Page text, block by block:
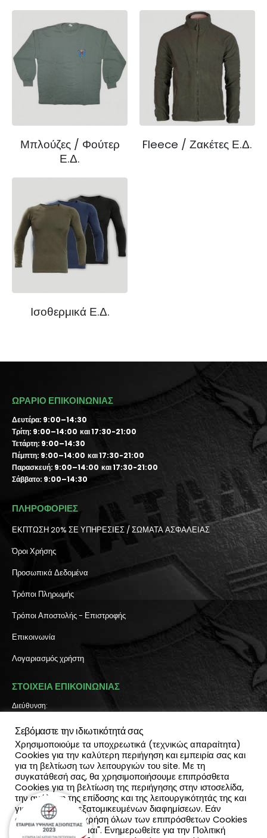
Μπλούζες / Φούτερ
Ε.Δ.
Fleece / Ζακέτες Ε.Δ.
Ισοθερμικά Ε.Δ.
ΩΡΑΡΙΟ ΕΠΙΚΟΙΝΩΝΙΑΣ
Δευτέρα: 9:00–14:30
Τρίτη: 9:00–14:00 και 17:30-21:00
Τετάρτη: 9:00–14:30
Πέμπτη: 9:00–14:00 και 17:30-21:00
Παρασκευή: 9:00–14:00 και 17:30-21:00
Σάββατο: 9:00–14:30
ΠΛΗΡΟΦΟΡΙΕΣ
ΕΚΠΤΩΣΗ 20% ΣΕ ΥΠΗΡΕΣΙΕΣ / ΣΩΜΑΤΑ ΑΣΦΑΛΕΙΑΣ
Όροι Χρήσης
Προσωπικά Δεδομένα
Τρόποι Πληρωμής
Τρόποι Αποστολής - Επιστροφής
Επικοινωνία
Λογαριασμός χρήστη
ΣΤΟΙΧΕΙΑ ΕΠΙΚΟΙΝΩΝΙΑΣ
Διεύθυνση:
ΤΗΛΕΦΩΝΟ:
2810 300 657, 2810 390 668
(Viber & Watsapp): 6940812064
EMAIL:
info@katadromeasclub.gr
SOCIAL
Σεβόμαστε την ιδιωτικότητά σας
Χρησιμοποιούμε τα υποχρεωτικά (τεχνικώς απαραίτητα)
Cookies για την καλύτερη περιήγηση και εμπειρία σας και
για τη βελτίωση των λειτουργιών του site. Με τη
συγκατάθεσή σας, θα χρησιμοποιήσουμε επιπρόσθετα
Cookies για τη βελτίωση της περιήγησης στην ιστοσελίδα,
την ανάλυση της επίδοσης και της λειτουργικότητάς της και
για την παροχή εξατομικευμένων διαφημίσεων. Εάν
συμφωνείς με τη χρήση όλων των επιπρόσθετων Cookies
επίλεξε "Αποδέχομαι". Ενημερωθείτε για την Πολιτική